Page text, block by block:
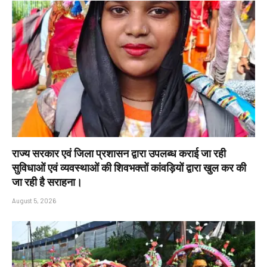
राज्य सरकार एवं जिला प्रशासन द्वारा उपलब्ध कराई जा रही
सुविधाओं एवं व्यवस्थाओं की शिवभक्तों कांवड़ियों द्वारा खुल कर की
जा रही है सराहना।
August 5, 2026